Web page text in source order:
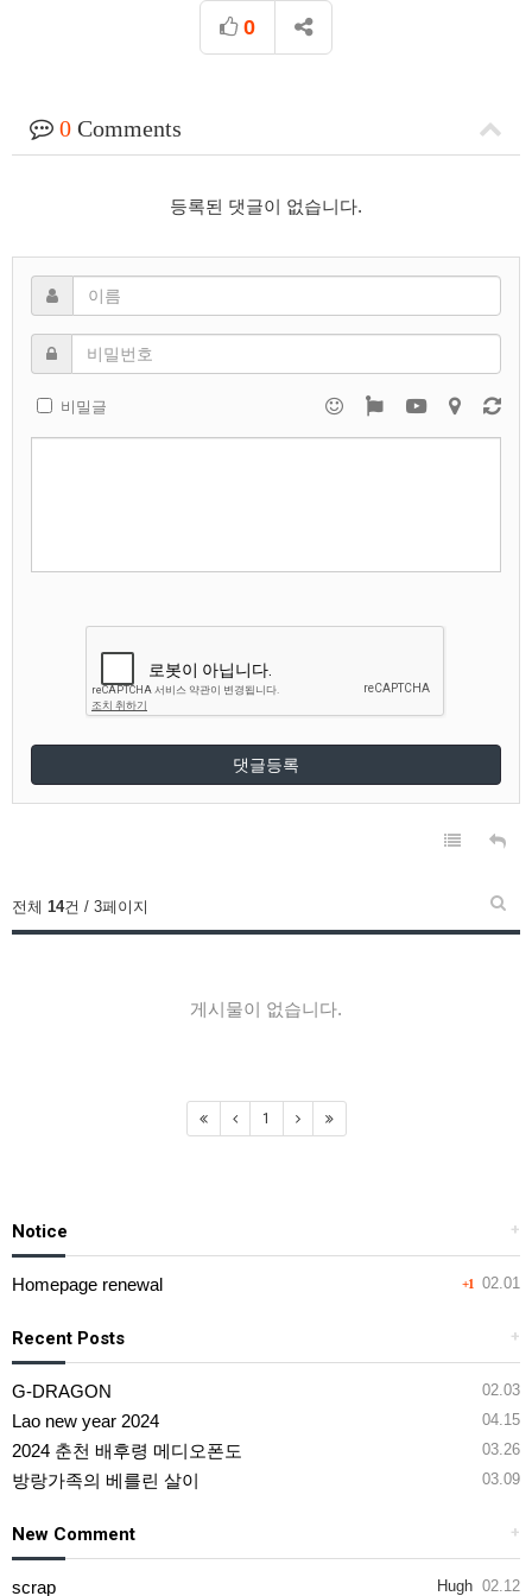
0
0 Comments
등록된 댓글이 없습니다.
비밀글
댓글등록
전체 14건 / 3페이지
게시물이 없습니다.
1
+
Notice
+1 02.01
Homepage renewal
+
Recent Posts
02.03
G-DRAGON
04.15
Lao new year 2024
03.26
2024 춘천 배후령 메디오폰도
03.09
방랑가족의 베를린 살이
+
New Comment
Hugh 02.12
scrap